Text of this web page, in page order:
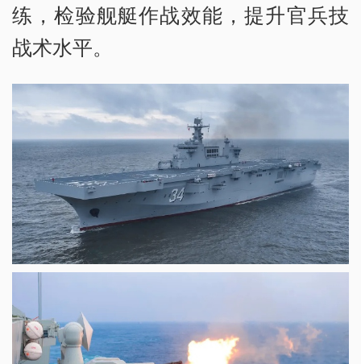
练，检验舰艇作战效能，提升官兵技
战术水平。